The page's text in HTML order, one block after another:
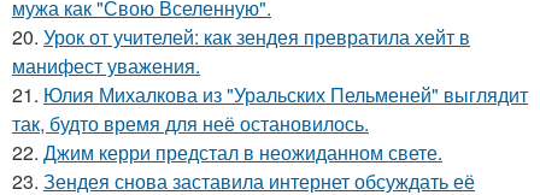
мужа как "Свою Вселенную".
20. Урок от учителей: как зендея превратила хейт в
манифест уважения.
21. Юлия Михалкова из "Уральских Пельменей" выглядит
так, будто время для неё остановилось.
22. Джим керри предстал в неожиданном свете.
23. Зендея снова заставила интернет обсуждать её